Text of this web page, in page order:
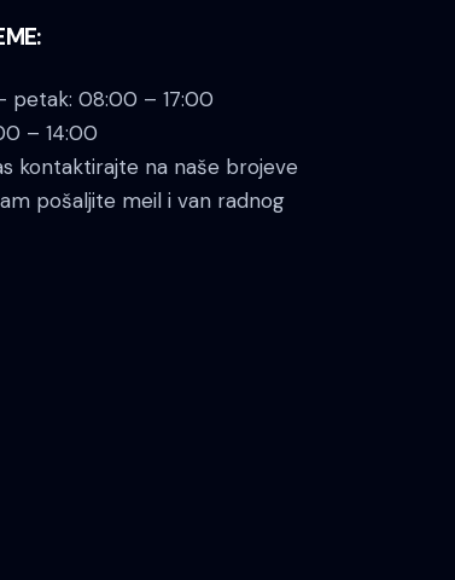
petak: 08:00 – 17:00
– 14:00
kontaktirajte na naše brojeve
pošaljite meil i van radnog